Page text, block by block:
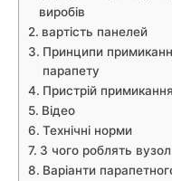
виробів
вартість панелей
Принципи
парапету
Пристрій
Відео
Технічні норми
З чого роблять
Варіанти